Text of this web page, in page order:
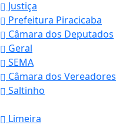
Justiça
Prefeitura Piracicaba
Câmara dos Deputados
Geral
SEMA
Câmara dos Vereadores
Saltinho
Limeira